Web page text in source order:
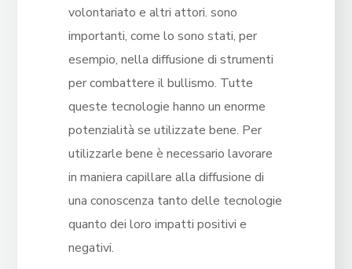
volontariato e altri attori. sono
importanti, come lo sono stati, per
esempio, nella diffusione di strumenti
per combattere il bullismo. Tutte
queste tecnologie hanno un enorme
potenzialità se utilizzate bene. Per
utilizzarle bene è necessario lavorare
in maniera capillare alla diffusione di
una conoscenza tanto delle tecnologie
quanto dei loro impatti positivi e
negativi.